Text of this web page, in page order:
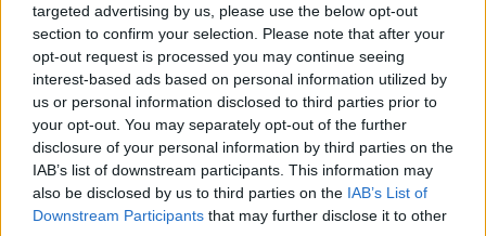
targeted advertising by us, please use the below opt-out
section to confirm your selection. Please note that after your
opt-out request is processed you may continue seeing
interest-based ads based on personal information utilized by
us or personal information disclosed to third parties prior to
your opt-out. You may separately opt-out of the further
disclosure of your personal information by third parties on the
IAB’s list of downstream participants. This information may
also be disclosed by us to third parties on the IAB’s List of
Downstream Participants that may further disclose it to other
nikdy nevidel. Chlapec už veľmi dlho neronil slzy, ale
lišiak mal dobrú pamäť: zakaždým najskôr vykríkol, asi
nech všetci vidia, že mu z očí prúdi tá čudná slaná voda.
Lišiak mu oblizol slzy a ešte väčšmi ho to zmiatlo. Vo
vzduchu sa nevznášal nijaký pach krvi. Vymanil sa z
chlapcovho náručia a pozorne sa naňho zadíval. Vyľakal
sa. Možno prehliadol zranenie, i keď jeho čuch sa nikdy
nemýlil. Nie, nijaká krv, dokonca ani modrina alebo